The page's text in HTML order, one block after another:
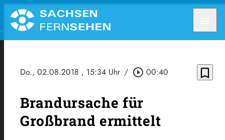
Do., 02.08.2018 , 15:34 Uhr / play_circle_outline 00:40 bookmark_border
Brandursache für
Großbrand ermittelt